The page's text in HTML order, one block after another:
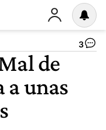
3
de
a unas